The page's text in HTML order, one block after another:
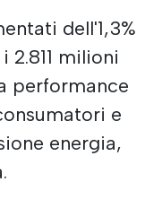
dell'1,3%
2.811 milioni
performance
e
energia,